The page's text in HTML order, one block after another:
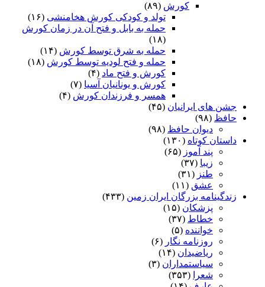
کورش (۸۹)
تولد و کودکی کورش هخامنشی (۱۶)
حمله به بابل و فتح آن در زمان کورش
(۱۸)
حمله به شرق توسط کورش (۱۴)
حمله و فتح لودیه توسط کورش (۱۸)
کورش و فتح ماد (۴)
کورش و یونانیان آسیا (۷)
همسر و فرزندان کورش (۴)
جشن های ایرانیان (۴۵)
حافظ (۹۸)
دیوان حافظ (۹۸)
داستان کوتاه (۱۳۰)
پند آموز (۶۵)
زیبا (۳۷)
طنز (۳۱)
عشق (۱۱)
زندگینامه بزرگان ایران زمین (۴۳۳)
پزشکان (۱۵)
خطاط (۳۷)
خواننده (۵)
روزنامه نگار (۶)
ریاضیدان (۱۴)
سیاستمداران (۳)
شعرا
(۳۵۳)